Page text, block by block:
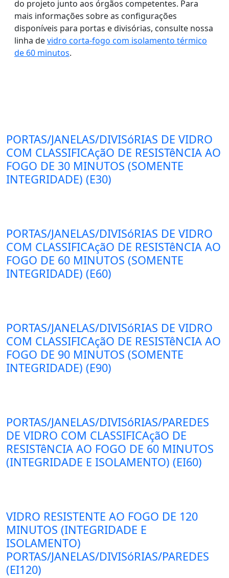
do projeto junto aos órgãos competentes. Para
mais informações sobre as configurações
disponíveis para portas e divisórias, consulte nossa
linha devidro corta-fogo com isolamento térmico
de 60 minutos.
PORTAS/JANELAS/DIVISóRIAS DE VIDRO
COM CLASSIFICAçãO DE RESISTêNCIA AO
FOGO DE 30 MINUTOS (SOMENTE
INTEGRIDADE) (E30)
PORTAS/JANELAS/DIVISóRIAS DE VIDRO
COM CLASSIFICAçãO DE RESISTêNCIA AO
FOGO DE 60 MINUTOS (SOMENTE
INTEGRIDADE) (E60)
PORTAS/JANELAS/DIVISóRIAS DE VIDRO
COM CLASSIFICAçãO DE RESISTêNCIA AO
FOGO DE 90 MINUTOS (SOMENTE
INTEGRIDADE) (E90)
PORTAS/JANELAS/DIVISóRIAS/PAREDES
DE VIDRO COM CLASSIFICAçãO DE
RESISTêNCIA AO FOGO DE 60 MINUTOS
(INTEGRIDADE E ISOLAMENTO) (EI60)
VIDRO RESISTENTE AO FOGO DE 120
MINUTOS (INTEGRIDADE E
ISOLAMENTO)
PORTAS/JANELAS/DIVISóRIAS/PAREDES
(EI120)